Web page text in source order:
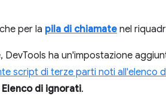
per la pila di chiamate nel
DevTools ha un'impostazione
script di terze parti noti all'elenco
Elenco di ignorati.